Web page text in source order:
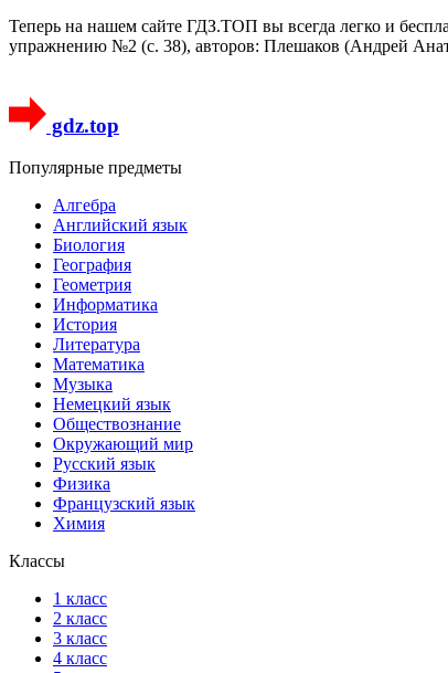
Теперь на нашем сайте ГДЗ.ТОП вы всегда легко и
упражнению №2 (с. 38), авторов: Плешаков (Андрей
gdz.top
Популярные предметы
Алгебра
Английский язык
Биология
География
Геометрия
Информатика
История
Литература
Математика
Музыка
Немецкий язык
Обществознание
Окружающий мир
Русский язык
Физика
Французский язык
Химия
Классы
1 класс
2 класс
3 класс
4 класс